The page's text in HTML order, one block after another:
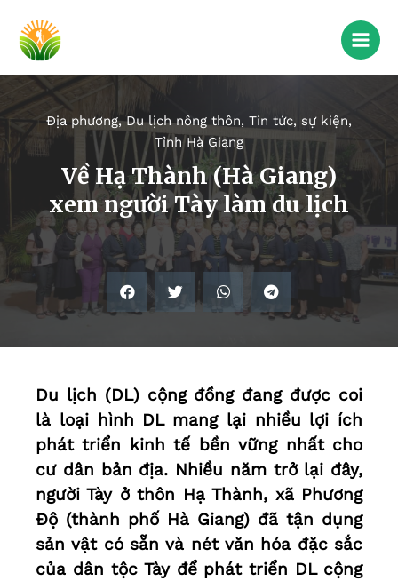
Địa phương,Du lịch nông thôn, Tin tức, sự kiện,
Tỉnh Hà Giang
Về Hạ Thành (Hà Giang)
xem người Tày làm du lịch
Du lịch (DL) cộng đồng đang được coi
là loại hình DL mang lại nhiều lợi ích
phát triển kinh tế bền vững nhất cho
cư dân bản địa. Nhiều năm trở lại đây,
người Tày ở thôn Hạ Thành, xã Phương
Độ (thành phố Hà Giang) đã tận dụng
sản vật có sẵn và nét văn hóa đặc sắc
của dân tộc Tày để phát triển DL cộng